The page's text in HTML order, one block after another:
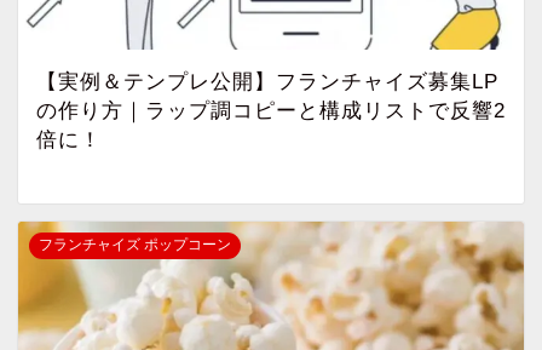
【実例＆テンプレ公開】フランチャイズ募集LP
の作り方｜ラップ調コピーと構成リストで反響2
倍に！
フランチャイズ ポップコーン